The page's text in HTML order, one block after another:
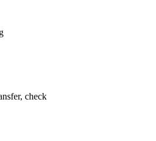
check